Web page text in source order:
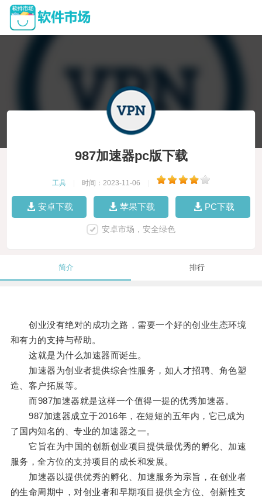
987加速器pc版下载
工具 时间：2023-11-06
安卓下载 苹果下载 PC下载
安卓市场，安全绿色
简介 排行
创业没有绝对的成功之路，需要一个好的创业生态环境
和有力的支持与帮助。
这就是为什么加速器而诞生。
加速器为创业者提供综合性服务，如人才招聘、角色塑
造、客户拓展等。
而987加速器就是这样一个值得一提的优秀加速器。
987加速器成立于2016年，在短短的五年内，它已成为
了国内知名的、专业的加速器之一。
它旨在为中国的创新创业项目提供最优秀的孵化、加速
服务，全方位的支持项目的成长和发展。
加速器以提供优秀的孵化、加速服务为宗旨，在创业者
的生命周期中，对创业者和早期项目提供全方位、创新性支